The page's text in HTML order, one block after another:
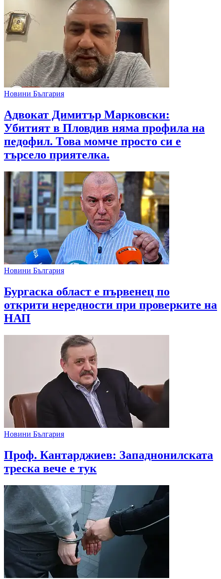
Новини България
Адвокат Димитър Марковски:
Убитият в Пловдив няма профила на
педофил. Това момче просто си е
търсело приятелка.
Новини България
Бургаска област е първенец по
открити нередности при проверките на
НАП
Новини България
Проф. Кантарджиев: Западнонилската
треска вече е тук